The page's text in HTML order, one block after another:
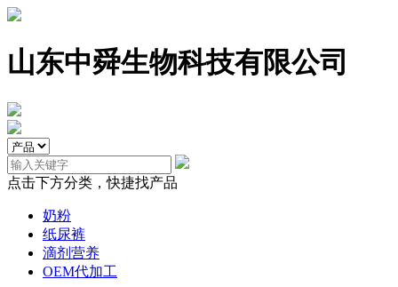
山东中舜生物科技有限公司
点击下方分类，快捷找产品
奶粉
纸尿裤
滴剂营养
OEM代加工